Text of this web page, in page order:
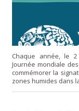
Chaque année, le
Journée mondiale
commémorer la
zones humides dans